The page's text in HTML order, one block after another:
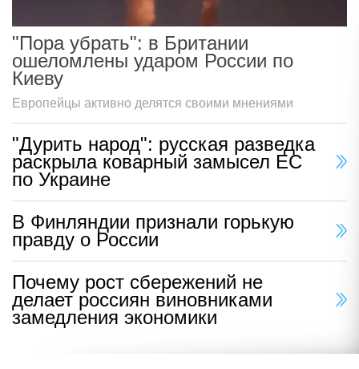
"Пора убрать": в Британии
ошеломлены ударом России по
Киеву
Европейцы активно делятся своими мнениями
"Дурить народ": русская разведка
раскрыла коварный замысел ЕС
по Украине
В Финляндии признали горькую
правду о России
Почему рост сбережений не
делает россиян виновниками
замедления экономики